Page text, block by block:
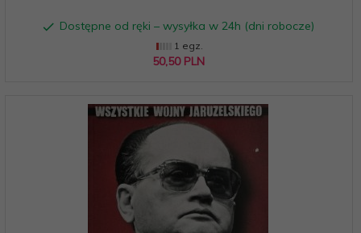
Dostępne od ręki – wysyłka w 24h (dni robocze)
1 egz.
50,50 PLN